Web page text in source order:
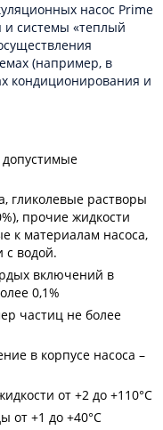
насос Prime
и системы «теплый
(например, в
кондиционирования и
допустимые
гликолевые растворы
прочие жидкости
к материалам насоса,
с водой.
включений в
0,1%
частиц не более
в корпусе насоса –
от +2 до +110°С
от +1 до +40°С